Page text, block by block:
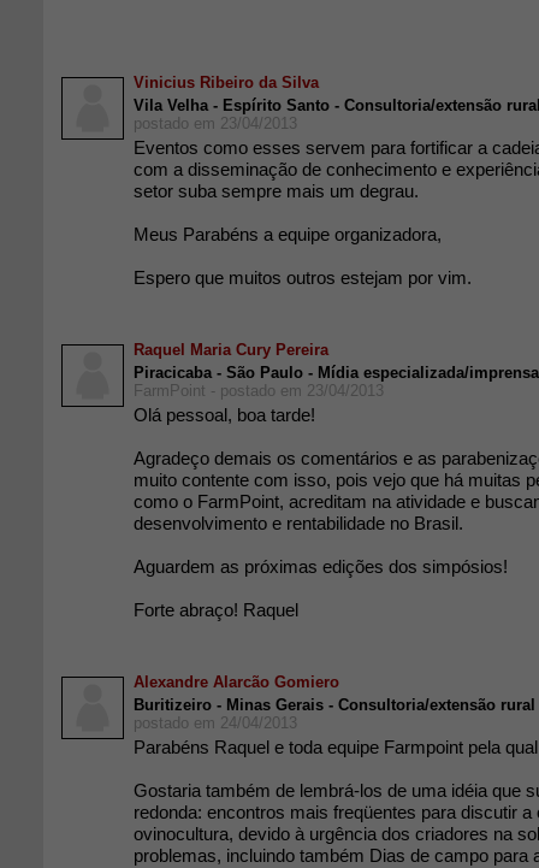
Vinicius Ribeiro da Silva
Vila Velha - Espírito Santo - Consultoria/extensão
postado em 23/04/2013
Eventos como esses servem para fortificar a
com a disseminação de conhecimento e
setor suba sempre mais um degrau.
Meus Parabéns a equipe organizadora,
Espero que muitos outros estejam por vim.
Raquel Maria Cury Pereira
Piracicaba - São Paulo - Mídia especializada/imprensa
FarmPoint - postado em 23/04/2013
Olá pessoal, boa tarde!
Agradeço demais os comentários e as
muito contente com isso, pois vejo que há muitas
como o FarmPoint, acreditam na atividade e
desenvolvimento e rentabilidade no Brasil.
Aguardem as próximas edições dos simpósios!
Forte abraço! Raquel
Alexandre Alarcão Gomiero
Buritizeiro - Minas Gerais - Consultoria/extensão rural
postado em 24/04/2013
Parabéns Raquel e toda equipe Farmpoint pela
Gostaria também de lembrá-los de uma idéia que
redonda: encontros mais freqüentes para discutir a
ovinocultura, devido à urgência dos criadores na
problemas, incluindo também Dias de campo para